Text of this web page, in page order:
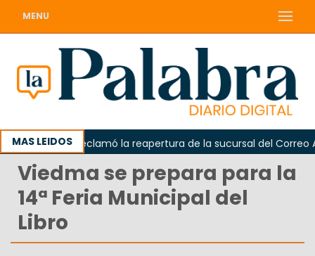
MENU
MAS LEIDOS
Odarda reclamó la reapertura de la sucursal del Correo
Viedma se prepara para la
14ª Feria Municipal del
Libro